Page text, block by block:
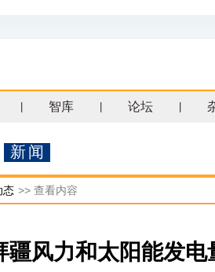
智库 论坛
新闻
态 >> 查看内容
疆风力和太阳能发